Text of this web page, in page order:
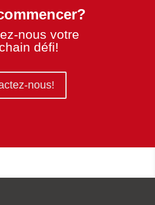
nous votre
défi!
nous!